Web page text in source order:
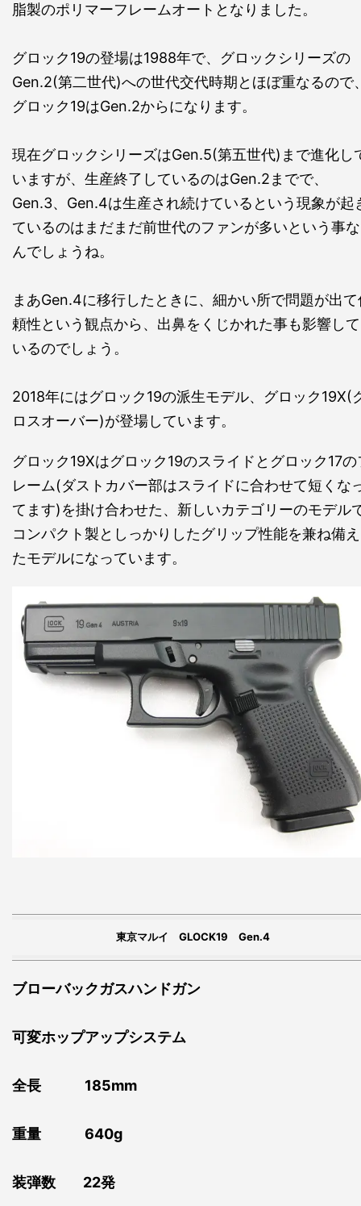
脂製のポリマーフレームオートとなりました。
グロック19の登場は1988年で、グロックシリーズの
Gen.2(第二世代)への世代交代時期とほぼ重なるので
グロック19はGen.2からになります。
現在グロックシリーズはGen.5(第五世代)まで進化し
いますが、生産終了しているのはGen.2までで、
Gen.3、Gen.4は生産され続けているという現象が起
ているのはまだまだ前世代のファンが多いという事な
んでしょうね。
まあGen.4に移行したときに、細かい所で問題が出て
頼性という観点から、出鼻をくじかれた事も影響して
いるのでしょう。
2018年にはグロック19の派生モデル、グロック19X(
ロスオーバー)が登場しています。
グロック19Xはグロック19のスライドとグロック17の
レーム(ダストカバー部はスライドに合わせて短くな
てます)を掛け合わせた、新しいカテゴリーのモデル
コンパクト製としっかりしたグリップ性能を兼ね備え
たモデルになっています。
東京マルイ GLOCK19 Gen.4
ブローバックガスハンドガン
可変ホップアップシステム
全長 185mm
重量 640g
装弾数 22発